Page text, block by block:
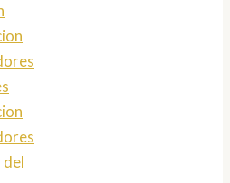
del